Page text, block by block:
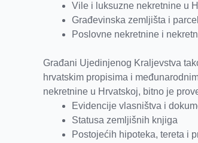
Vile i luksuzne nekretnine u
Građevinska zemljišta i
Poslovne nekretnine i
Građani Ujedinjenog Kraljevstva
hrvatskim propisima i
nekretnine u Hrvatskoj, bitno je
Evidencije vlasništva i
Statusa zemljišnih knjiga
Postojećih hipoteka, tereta i